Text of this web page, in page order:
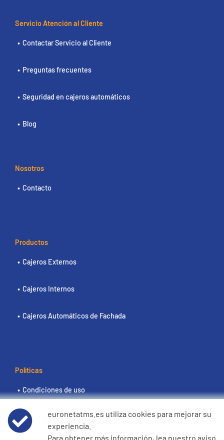
Servicio Atención al Cliente
Contactar Servicio al Cliente
Preguntas frecuentes
Seguridad en cajeros automáticos
Blog
Nosotros
Contacto
Productos
Cajeros Externos
Cajeros Internos
Cajeros Automáticos de Fachada
Políticas
Condiciones de uso
Aviso de privacidad de datos
euronetatms.es utiliza cookies para mejorar su
experiencia.
Para obtener más información, lea nuestro aviso